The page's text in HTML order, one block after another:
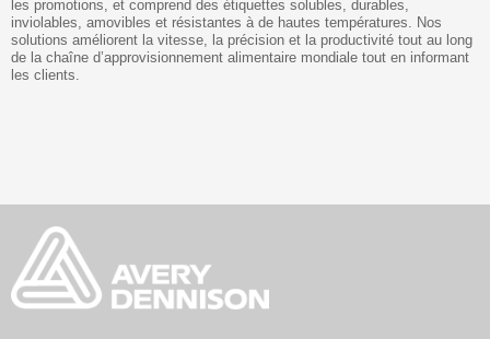
les promotions, et comprend des étiquettes solubles, durables,
inviolables, amovibles et résistantes à de hautes températures. Nos
solutions améliorent la vitesse, la précision et la productivité tout au long
de la chaîne d’approvisionnement alimentaire mondiale tout en informant
les clients.